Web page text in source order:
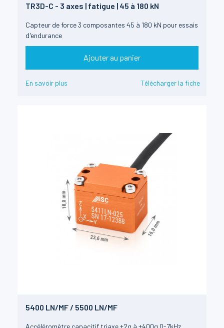
TR3D-C - 3 axes | fatigue | 45 à 180 kN
Capteur de force 3 composantes 45 à 180 kN pour essais
d'endurance
Ajouter au panier
En savoir plus Télécharger la fiche
5400 LN/MF / 5500 LN/MF
Accéléromètre capacitif triaxe ±2g à ±400g 0-7kHz